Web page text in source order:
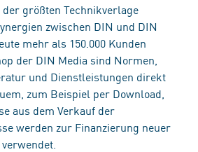
größten Technikverlage
zwischen DIN und DIN
mehr als 150.000 Kunden
der DIN Media sind Normen,
und Dienstleistungen direkt
zum Beispiel per Download,
aus dem Verkauf der
werden zur Finanzierung neuer